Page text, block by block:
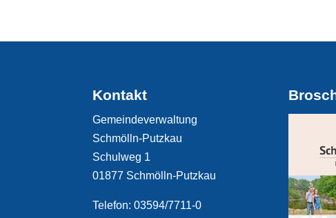
Kontakt
Gemeindeverwaltung
Schmölln-Putzkau
Schulweg 1
01877 Schmölln-Putzkau
Telefon: 03594/7711-0